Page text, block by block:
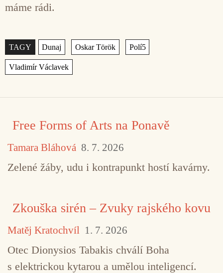
máme rádi.
Štítky
Free Forms of Arts na Ponavě
Tamara Bláhová 8. 7. 2026
Zelené žáby, udu i kontrapunkt hostí kavárny.
Zkouška sirén – Zvuky rajského kovu
Matěj Kratochvíl 1. 7. 2026
Otec Dionysios Tabakis chválí Boha
s elektrickou kytarou a umělou inteligencí.